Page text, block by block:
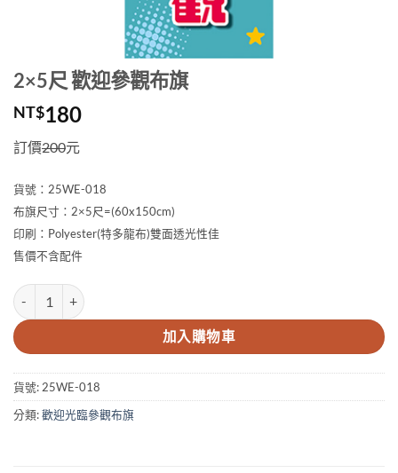
2×5尺 歡迎參觀布旗
NT$180
訂價200元
貨號：25WE-018
布旗尺寸：2×5尺=(60x150cm)
印刷：Polyester(特多龍布)雙面透光性佳
售價不含配件
2×5尺 歡迎參觀布旗 數量
加入購物車
貨號: 25WE-018
分類:歡迎光臨參觀布旗